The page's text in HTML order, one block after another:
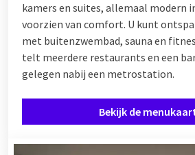
kamers en suites, allemaal modern
voorzien van comfort. U kunt
met buitenzwembad, sauna en
telt meerdere restaurants en een
gelegen nabij een metrostation.
Bekijk de